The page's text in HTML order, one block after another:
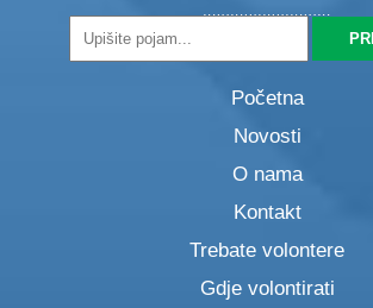
Početna
Novosti
O nama
Kontakt
Trebate volontere
Gdje volontirati